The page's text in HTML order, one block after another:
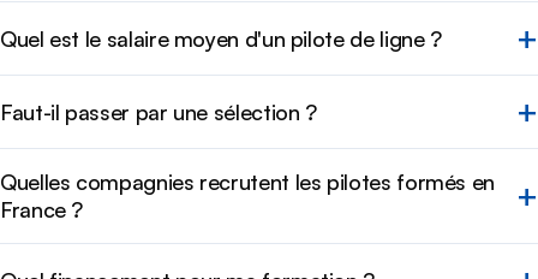
Quel est le salaire moyen d'un pilote de ligne ?
Faut-il passer par une sélection ?
Quelles compagnies recrutent les pilotes formés en
France ?